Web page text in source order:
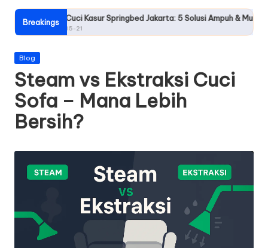
y
a
C
e
m
e
rl
g
Sofa,
Karpet,
Springbed
Jok
Mobil
Jogja
Breakings
Jasa Cuci Kasur Springbed Jakarta: 5 Solusi Ampuh & Murah
Posted
Blog
Steam vs Ekstraksi Cuci
Sofa – Mana Lebih
Bersih?